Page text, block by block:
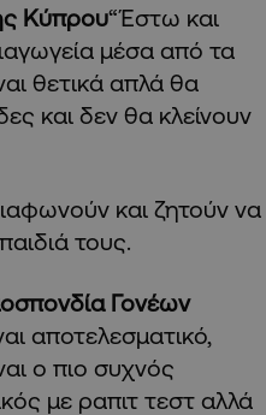
Κύπρου“Έστω και
μέσα από τα
θετικά απλά θα
και δεν θα κλείνουν
και ζητούν να
τους.
Γονέων
αποτελεσματικό,
ο πιο συχνός
με ραπιτ τεστ αλλά